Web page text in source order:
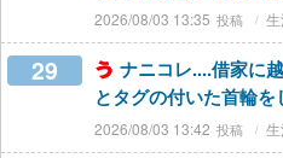
2026/08/03 13:35
29
ナニコレ....借家に
とタグの付いた首輪
2026/08/03 13:42